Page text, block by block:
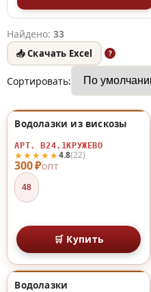
Найдено: 33
📥 Скачать Excel ?
Сортировать:
300 ₽ОПТ
★★★★★4.8(22)
Водолазки из вискозы
АРТ. В24.1КРУЖЕВО
48
🛒 Купить
Водолазки